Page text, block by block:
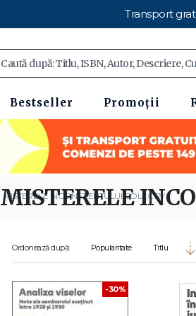
Transport
Bestseller Promoții
MISTERELE INCONȘTIENTULUI COLECTIV
MISTERELE
Ordonează după: Popularitate Titlu
-30%